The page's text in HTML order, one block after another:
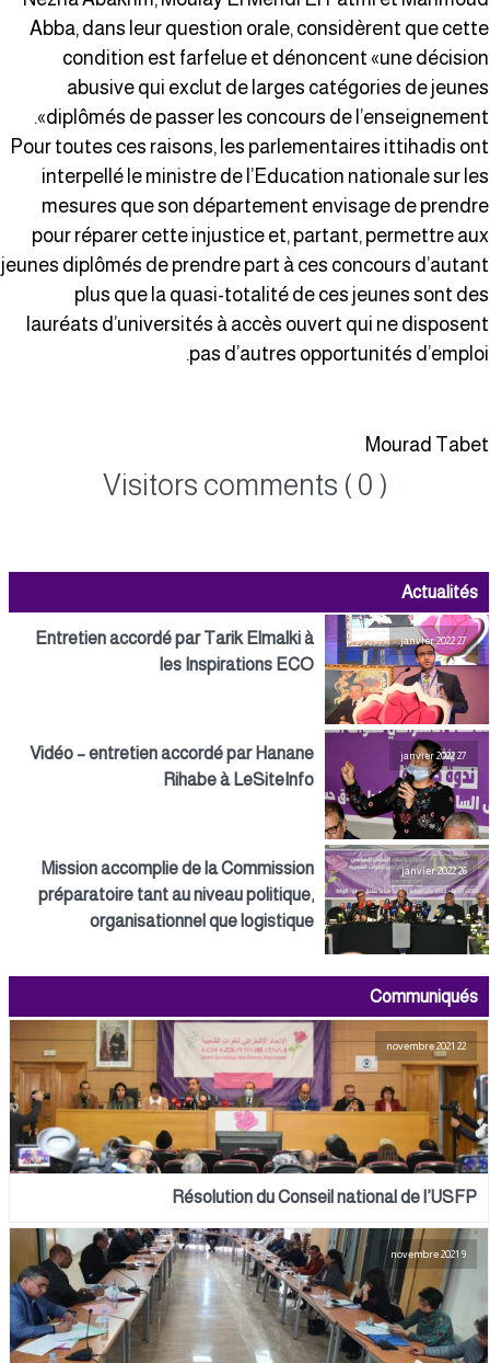
Abba, dans leur question orale, considèrent que
condition est farfelue et dénoncent «une
abusive qui exclut de larges catégories de
diplômés de passer les concours de
Pour toutes ces raisons, les parlementaires ittihadis
interpellé le ministre de l’Education nationale sur
mesures que son département envisage de
pour réparer cette injustice et, partant, permettre
jeunes diplômés de prendre part à ces concours
plus que la quasi-totalité de ces jeunes sont
lauréats d’universités à accès ouvert qui ne
pas d’autres opportunités
Mourad
Visitors comments ( 0 )
Actualités
27 janvier 2022
Entretien accordé par Tarik Elmalki à
les Inspirations ECO
27 janvier 2022
Vidéo – entretien accordé par Hanane
Rihabe à LeSiteInfo
26 janvier 2022
Mission accomplie de la Commission
préparatoire tant au niveau politique,
organisationnel que logistique
Communiqués
22 novembre 2021
Résolution du Conseil national de l’USFP